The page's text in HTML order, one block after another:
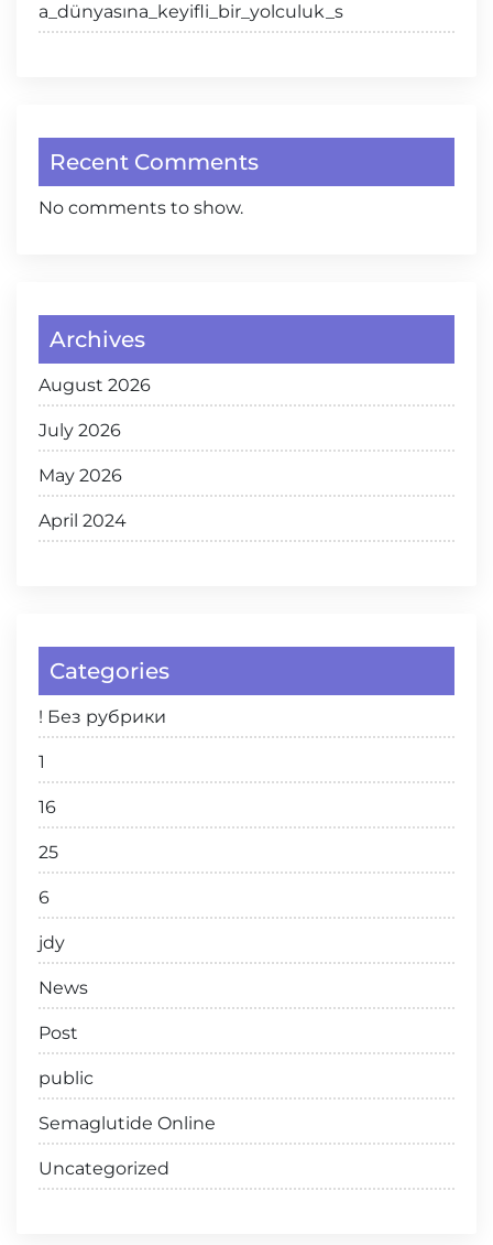
a_dünyasına_keyifli_bir_yolculuk_s
Recent Comments
No comments to show.
Archives
August 2026
July 2026
May 2026
April 2024
Categories
! Без рубрики
1
16
25
6
jdy
News
Post
public
Semaglutide Online
Uncategorized